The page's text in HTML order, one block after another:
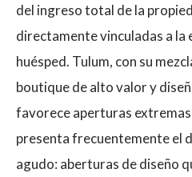
del ingreso total de la
directamente vinculadas a la
huésped. Tulum, con su
boutique de alto valor y
favorece aperturas extremas
presenta frecuentemente el
agudo: aberturas de diseño